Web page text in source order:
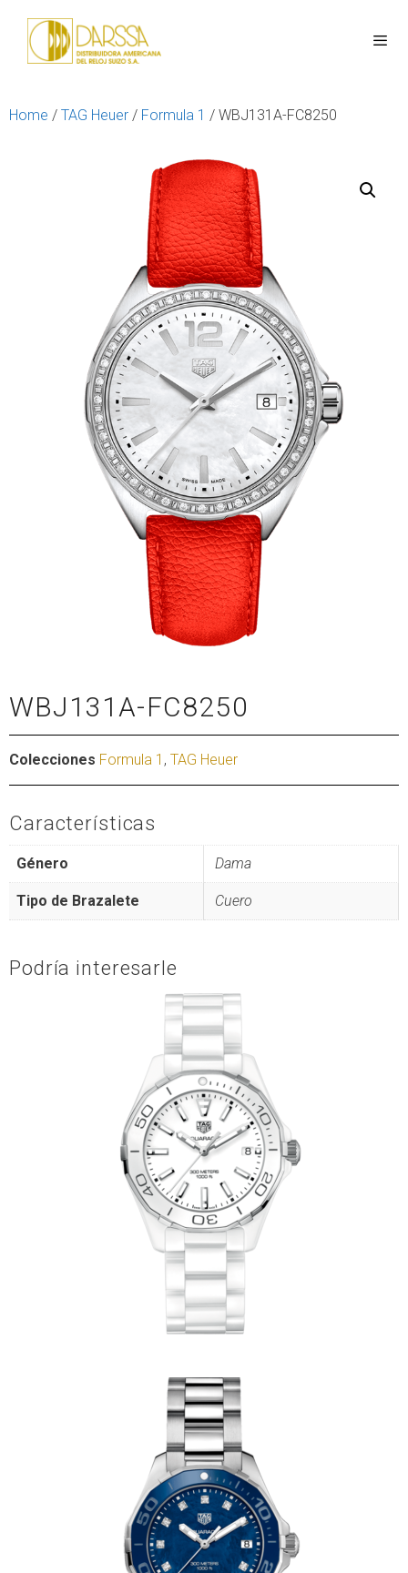
Home / TAG Heuer / Formula 1 / WBJ131A-FC8250
WBJ131A-FC8250
Colecciones Formula 1 , TAG Heuer
Características
Género Dama
Tipo de Brazalete Cuero
Podría interesarle